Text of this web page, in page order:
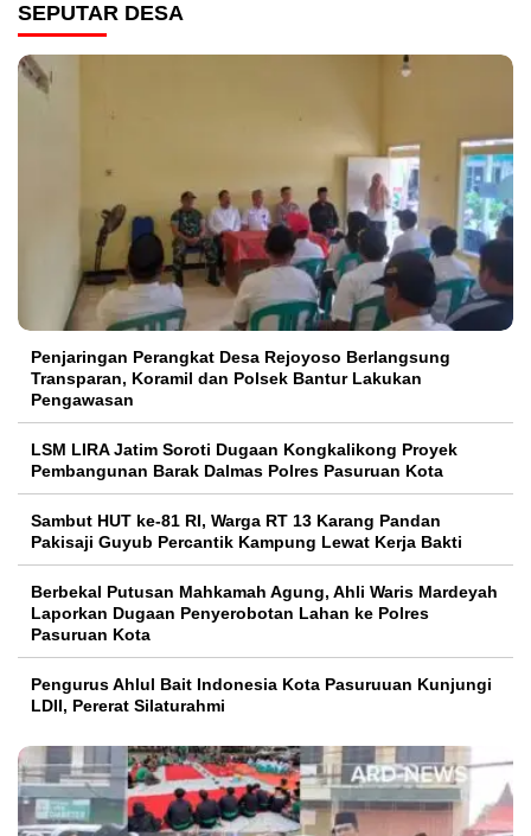
SEPUTAR DESA
Penjaringan Perangkat Desa Rejoyoso Berlangsung
Transparan, Koramil dan Polsek Bantur Lakukan
Pengawasan
LSM LIRA Jatim Soroti Dugaan Kongkalikong Proyek
Pembangunan Barak Dalmas Polres Pasuruan Kota
Sambut HUT ke-81 RI, Warga RT 13 Karang Pandan
Pakisaji Guyub Percantik Kampung Lewat Kerja Bakti
Berbekal Putusan Mahkamah Agung, Ahli Waris Mardeyah
Laporkan Dugaan Penyerobotan Lahan ke Polres
Pasuruan Kota
Pengurus Ahlul Bait Indonesia Kota Pasuruuan Kunjungi
LDII, Pererat Silaturahmi